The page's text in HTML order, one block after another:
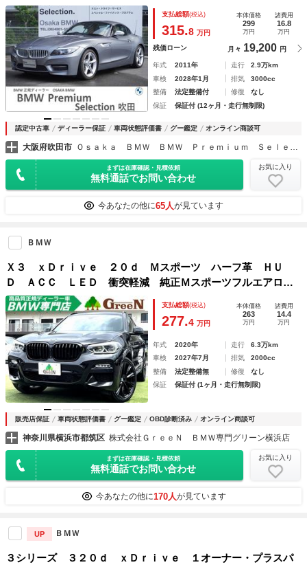
ト シートヒーター 純正地デジチューナー ＨｉＦｉスピー
カー １８インチアロイホイール オートエアコン オートラ
イト
支払総額(税込)
315.8 万円
本体価格
299
万円
諸費用
16.8
万円
残価ローン 月々 19,200 円
年式 2011年 走行
2.9万km
車検
2028年1月 排気
3000cc
整備
法定整備付 修復
なし
保証
保証付 (12ヶ月・走行無制限)
認定中古車 ディーラー保証 車両状態評価書 グー鑑定 オンライン商談可
大阪府吹田市 Ｏｓａｋａ ＢＭＷ ＢＭＷ Ｐｒｅｍｉｕｍ Ｓｅｌｅｃｔｉｏｎ 吹田
まずは在庫確認・見積依頼
無料通話でお問い合わせ
お気に入り
今あなたの他に65人が見ています
ＢＭＷ
Ｘ３ ｘＤｒｉｖｅ ２０ｄ Ｍスポーツ ハーフ革 ＨＵ
Ｄ ＡＣＣ ＬＥＤ 衝突軽減 純正Ｍスポーツフルエアロ
ブラックグリル ブラック２０ＡＷ パドルシフト 純正ＨＤ
Ｄナビ 地デジ 全方位カメラ ＢＳＭ 前席シートヒータ
ー ドラレコ 禁煙車
支払総額(税込)
277.4 万円
本体価格
263
万円
諸費用
14.4
万円
年式 2020年 走行
6.3万km
車検
2027年7月 排気
2000cc
整備
法定整備無 修復
なし
保証
保証付 (1ヶ月・走行無制限)
販売店保証 車両状態評価書 グー鑑定 OBD診断済み オンライン商談可
神奈川県横浜市都筑区 株式会社ＧｒｅｅＮ ＢＭＷ専門グリーン横浜店
まずは在庫確認・見積依頼
無料通話でお問い合わせ
お気に入り
今あなたの他に170人が見ています
UP ＢＭＷ
３シリーズ ３２０ｄ ｘＤｒｉｖｅ １オーナー・プラスパ